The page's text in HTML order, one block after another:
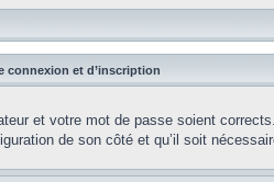
connexion et d’inscription
et votre mot de passe soient
de son côté et qu’il soit